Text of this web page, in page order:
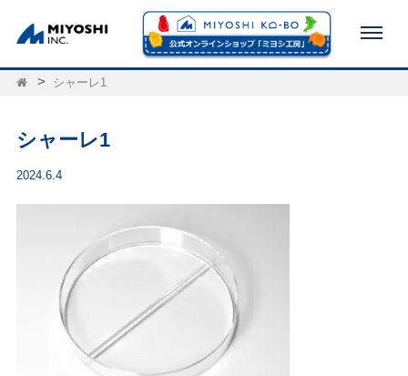
シャーレ1
シャーレ1
2024.6.4